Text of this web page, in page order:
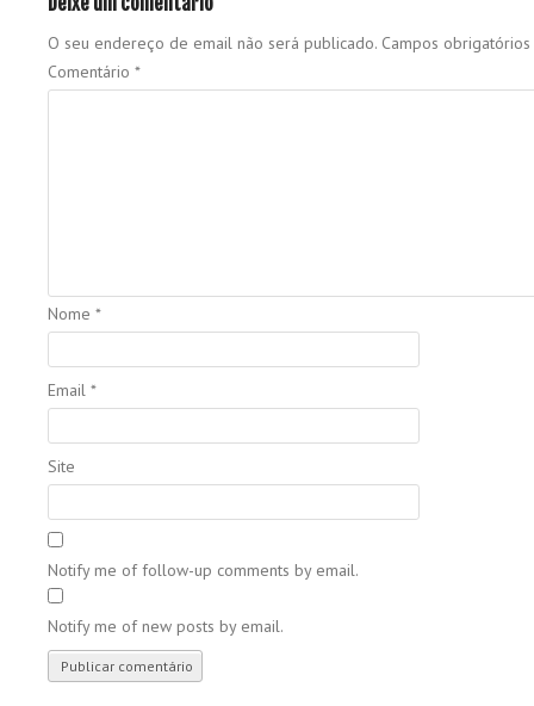
O seu endereço de email não será publicado. Campos
Comentário *
Nome *
Email *
Site
Notify me of follow-up comments by email.
Notify me of new posts by email.